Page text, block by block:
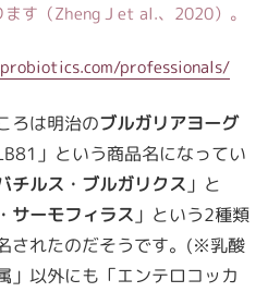
す（Zheng J et al.、2020）。
professionals/
ろは明治のブルガリアヨーグ
」という商品名になってい
チルス・ブルガリクス 」と
サーモフィラス 」という2種類
されたのだそうです。(※乳酸
」以外にも「エンテロコッカ